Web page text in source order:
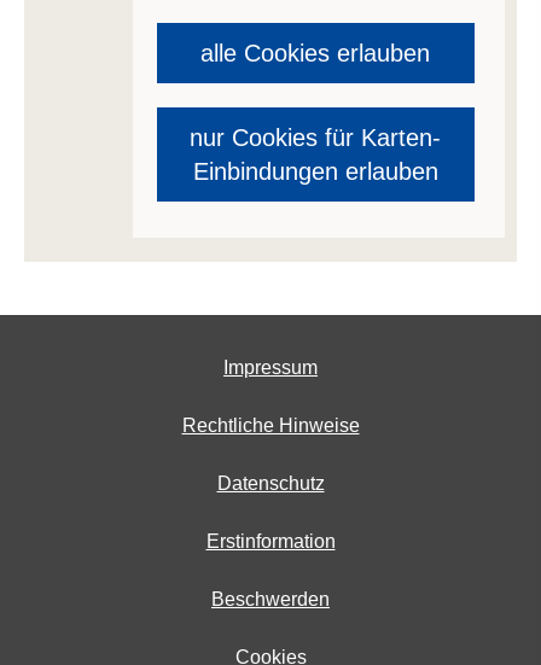
alle Cookies erlauben
nur Cookies für Karten-
Einbindungen erlauben
Impressum
Rechtliche Hinweise
Datenschutz
Erstinformation
Beschwerden
Cookies